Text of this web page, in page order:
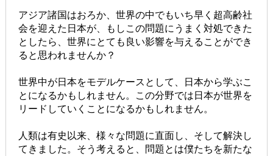
アジア諸国はおろか、世界の中でもいち早く超高齢社
会を迎えた日本が、もしこの問題にうまく対処できた
としたら、世界にとても良い影響を与えることができ
ると思われませんか？
世界中が日本をモデルケースとして、日本から学ぶこ
とになるかもしれません。この分野では日本が世界を
リードしていくことになるかもしれません。
人類は有史以来、様々な問題に直面し、そして解決し
てきました。そう考えると、問題とは僕たちを新たな